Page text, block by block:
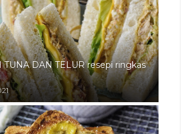
TUNA DAN TELUR resepi ringkas